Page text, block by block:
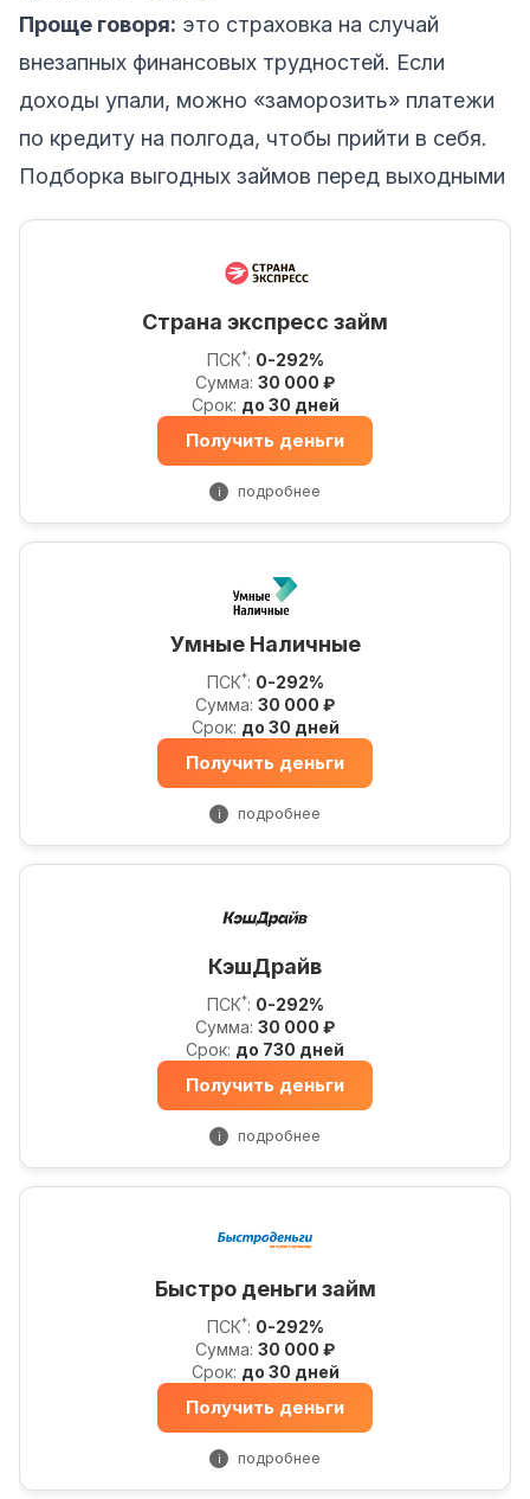
Проще говоря: это страховка на случай
внезапных финансовых трудностей. Если
доходы упали, можно «заморозить» платежи
по кредиту на полгода, чтобы прийти в себя.
Подборка выгодных займов перед выходными
Страна экспресс займ
ПСК*: 0-292%
Сумма: 30 000 ₽
Срок: до 30 дней
Получить деньги
i подробнее
Умные Наличные
ПСК*: 0-292%
Сумма: 30 000 ₽
Срок: до 30 дней
Получить деньги
i подробнее
КэшДрайв
ПСК*: 0-292%
Сумма: 30 000 ₽
Срок: до 730 дней
Получить деньги
i подробнее
Быстро деньги займ
ПСК*: 0-292%
Сумма: 30 000 ₽
Срок: до 30 дней
Получить деньги
i подробнее